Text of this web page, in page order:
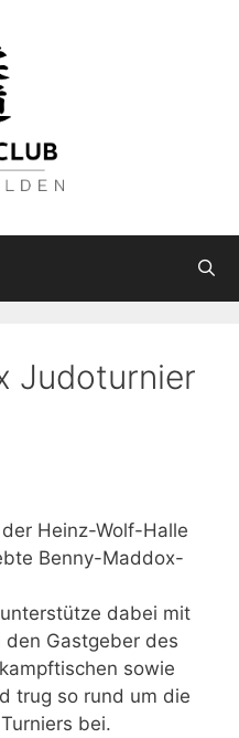
Judoturnier
Heinz-Wolf-Halle
Benny-Maddox-
dabei mit
Gastgeber des
sowie
trug so rund um die
bei.